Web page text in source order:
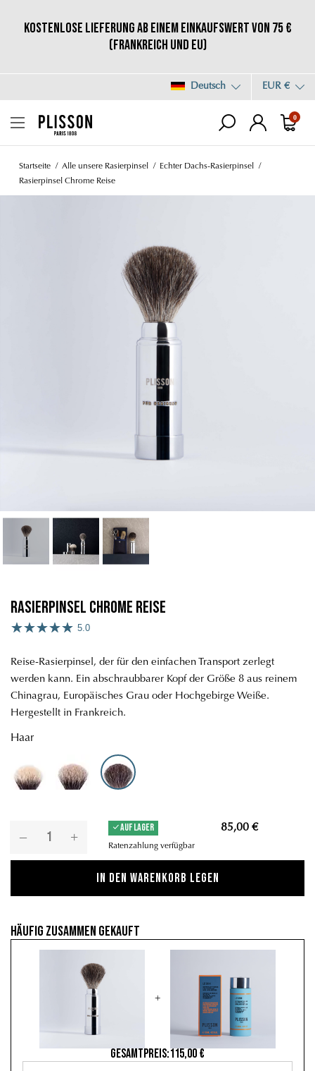
Kostenlose Lieferung ab einem Einkaufswert von 75 €
(Frankreich und EU)
Deutsch EUR €
0
Startseite Alle unsere Rasierpinsel
Echter Dachs-Rasierpinsel
Rasierpinsel Chrome Reise
Rasierpinsel Chrome Reise
5.0
Reise-Rasierpinsel, der für den einfachen Transport zerlegt
werden kann. Ein abschraubbarer Kopf der Größe 8 aus reinem
Chinagrau, Europäisches Grau oder Hochgebirge Weiße.
Hergestellt in Frankreich.
Haar
Weiß Silberspitz - Weich
Europäisch grau - medium
Russisch grau - hart
AUF LAGER
Ratenzahlung verfügbar
85,00 €
In den Warenkorb legen
Häufig zusammen gekauft
+
GESAMTPREIS:115,00 €